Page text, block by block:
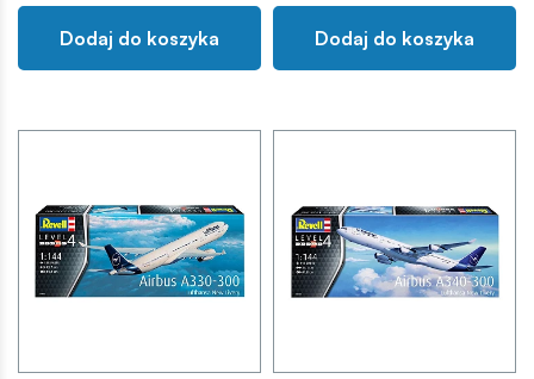
Dodaj do koszyka Dodaj do koszyka